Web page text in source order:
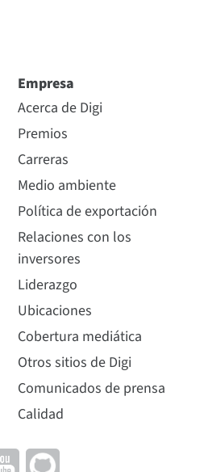
Empresa
Acerca de Digi
Premios
Carreras
Medio ambiente
Política de exportación
Relaciones con los
inversores
Liderazgo
Ubicaciones
Cobertura mediática
Otros sitios de Digi
Comunicados de prensa
Calidad